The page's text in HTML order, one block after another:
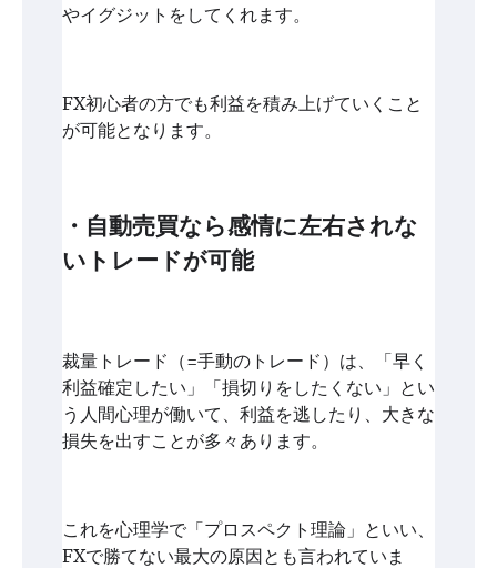
やイグジットをしてくれます。
FX初心者の方でも利益を積み上げていくこと
が可能となります。
・自動売買なら感情に左右されな
いトレードが可能
裁量トレード（=手動のトレード）は、「早く
利益確定したい」「損切りをしたくない」とい
う人間心理が働いて、利益を逃したり、大きな
損失を出すことが多々あります。
これを心理学で「プロスペクト理論」といい、
FXで勝てない最大の原因とも言われていま